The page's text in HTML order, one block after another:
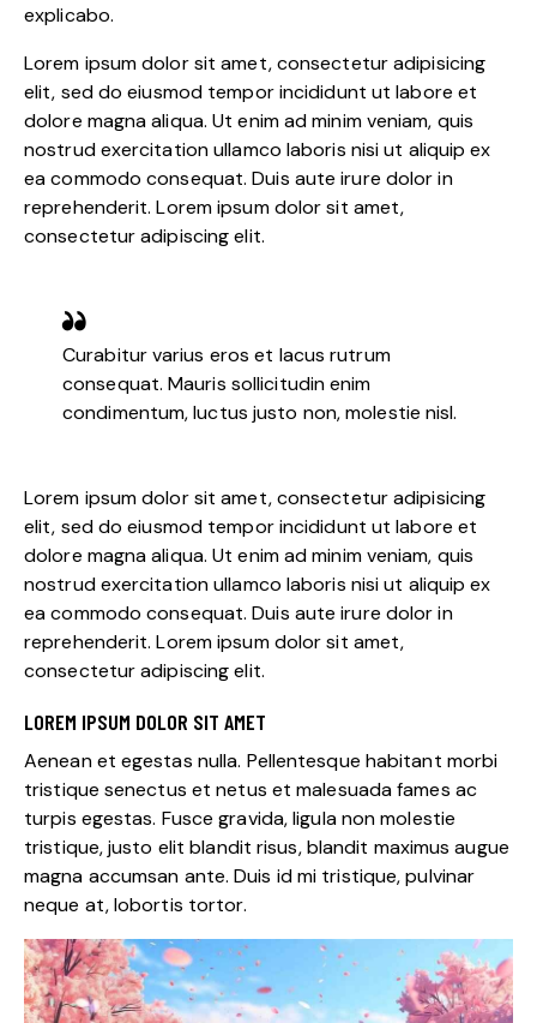
explicabo.
Lorem ipsum dolor sit amet, consectetur adipisicing
elit, sed do eiusmod tempor incididunt ut labore et
dolore magna aliqua. Ut enim ad minim veniam, quis
nostrud exercitation ullamco laboris nisi ut aliquip ex
ea commodo consequat. Duis aute irure dolor in
reprehenderit. Lorem ipsum dolor sit amet,
consectetur adipiscing elit.
Curabitur varius eros et lacus rutrum
consequat. Mauris sollicitudin enim
condimentum, luctus justo non, molestie nisl.
Lorem ipsum dolor sit amet, consectetur adipisicing
elit, sed do eiusmod tempor incididunt ut labore et
dolore magna aliqua. Ut enim ad minim veniam, quis
nostrud exercitation ullamco laboris nisi ut aliquip ex
ea commodo consequat. Duis aute irure dolor in
reprehenderit. Lorem ipsum dolor sit amet,
consectetur adipiscing elit.
LOREM IPSUM DOLOR SIT AMET
Aenean et egestas nulla. Pellentesque habitant morbi
tristique senectus et netus et malesuada fames ac
turpis egestas. Fusce gravida, ligula non molestie
tristique, justo elit blandit risus, blandit maximus augue
magna accumsan ante. Duis id mi tristique, pulvinar
neque at, lobortis tortor.